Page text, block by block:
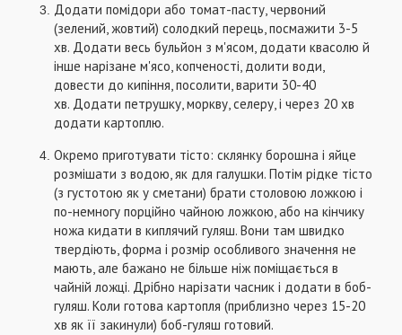
Додати помідори або томат-пасту, червоний
(зелений, жовтий) солодкий перець, посмажити 3-5
хв. Додати весь бульйон з м'ясом, додати квасолю й
інше нарізане м'ясо, копченості, долити води,
довести до кипіння, посолити, варити 30-40
хв. Додати петрушку, моркву, селеру, і через 20 хв
додати картоплю.
Окремо приготувати тісто: склянку борошна і яйце
розмішати з водою, як для галушки. Потім рідке тісто
(з густотою як у сметани) брати столовою ложкою і
по-немногу порційно чайною ложкою, або на кінчику
ножа кидати в киплячий гуляш. Вони там швидко
твердіють, форма і розмір особливого значення не
мають, але бажано не більше ніж поміщається в
чайній ложці. Дрібно нарізати часник і додати в боб-
гуляш. Коли готова картопля (приблизно через 15-20
хв як її закинули) боб-гуляш готовий.